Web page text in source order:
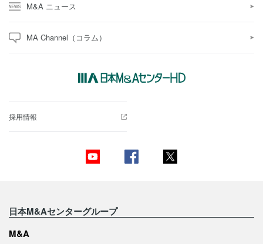
M&A ニュース
MA Channel（コラム）
採用情報
日本M&Aセンターグループ
M&A